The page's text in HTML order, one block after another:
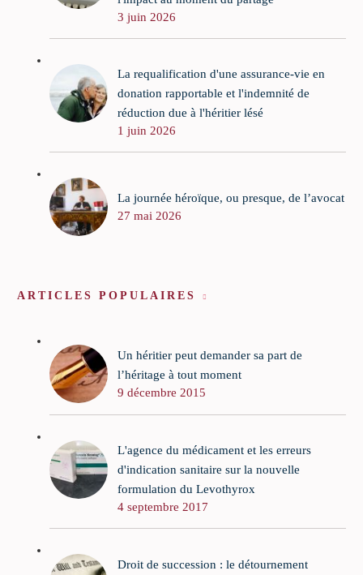
3 juin 2026
La requalification d'une assurance-vie en
donation rapportable et l'indemnité de
réduction due à l'héritier lésé
1 juin 2026
La journée héroïque, ou presque, de l’avocat
27 mai 2026
ARTICLES POPULAIRES
Un héritier peut demander sa part de
l’héritage à tout moment
9 décembre 2015
L'agence du médicament et les erreurs
d'indication sanitaire sur la nouvelle
formulation du Levothyrox
4 septembre 2017
Droit de succession : le détournement